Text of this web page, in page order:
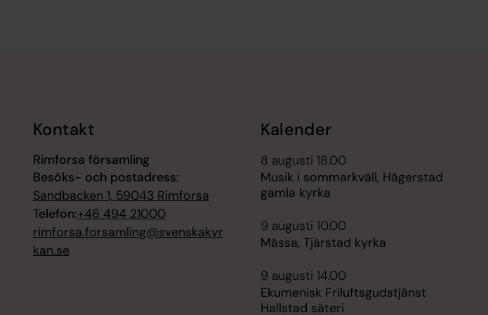
Kontakt
Rimforsa församling
Besöks- och postadress:
Sandbacken 1, 59043 Rimforsa
Telefon:+46 494 21000
rimforsa.forsamling@svenskakyr
kan.se
Kalender
8 augusti 18.00
Musik i sommarkväll, Hägerstad
gamla kyrka
9 augusti 10.00
Mässa, Tjärstad kyrka
9 augusti 14.00
Ekumenisk Friluftsgudstjänst
Hallstad säteri